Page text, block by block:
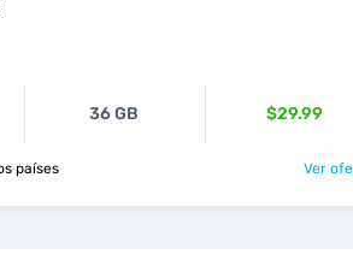
36 GB $29.99
otros países Ver